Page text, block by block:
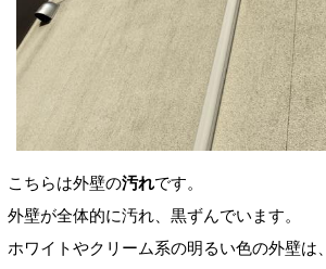
こちらは外壁の汚れです。
外壁が全体的に汚れ、黒ずんでいます。
ホワイトやクリーム系の明るい色の外壁は、